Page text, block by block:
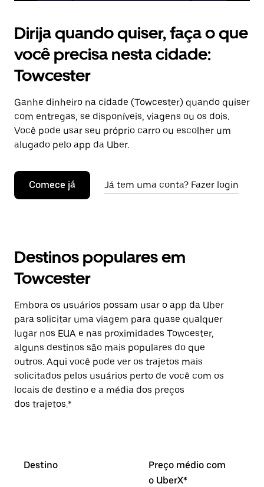
Dirija quando quiser, faça o que
você precisa nesta cidade:
Towcester
Ganhe dinheiro na cidade (Towcester) quando quiser
com entregas, se disponíveis, viagens ou os dois.
Você pode usar seu próprio carro ou escolher um
alugado pelo app da Uber.
Comece já Já tem uma conta? Fazer login
Destinos populares em
Towcester
Embora os usuários possam usar o app da Uber
para solicitar uma viagem para quase qualquer
lugar nos EUA e nas proximidades Towcester,
alguns destinos são mais populares do que
outros. Aqui você pode ver os trajetos mais
solicitados pelos usuários perto de você com os
locais de destino e a média dos preços
dos trajetos.*
Destino
Preço médio com
o UberX*